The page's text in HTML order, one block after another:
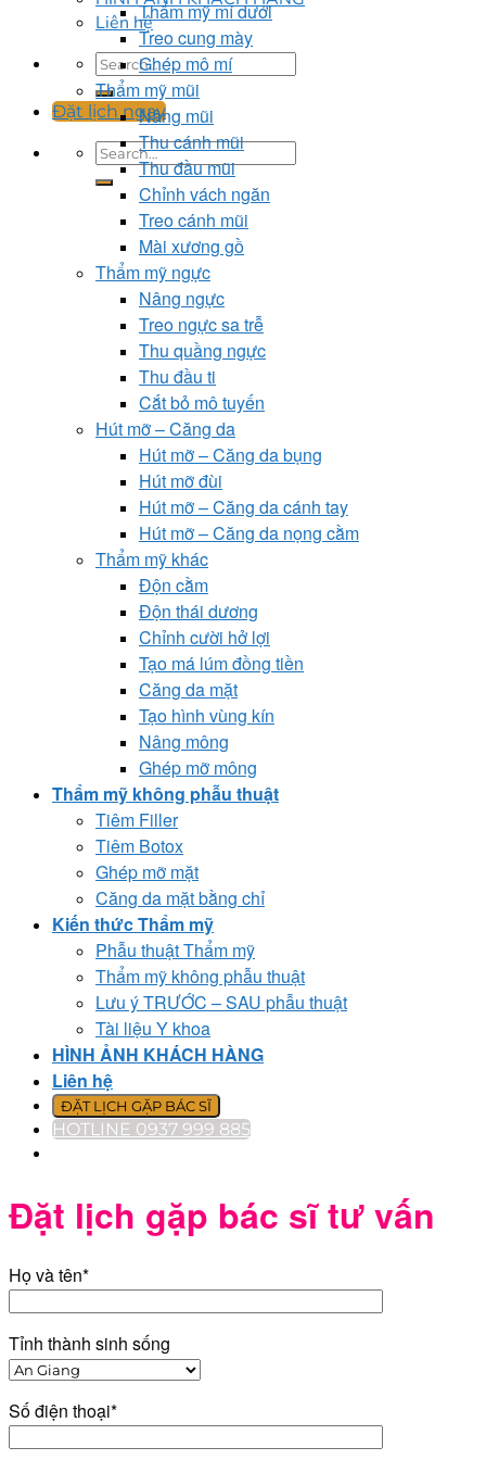
Liên hệ
Đặt lịch ngay
Thẩm mỹ mí dưới
Treo cung mày
Ghép mô mí
Thẩm mỹ mũi
Nâng mũi
Thu cánh mũi
Thu đầu mũi
Chỉnh vách ngăn
Treo cánh mũi
Mài xương gồ
Thẩm mỹ ngực
Nâng ngực
Treo ngực sa trễ
Thu quầng ngực
Thu đầu ti
Cắt bỏ mô tuyến
Hút mỡ – Căng da
Hút mỡ – Căng da bụng
Hút mỡ đùi
Hút mỡ – Căng da cánh tay
Hút mỡ – Căng da nọng cằm
Thẩm mỹ khác
Độn cằm
Độn thái dương
Chỉnh cười hở lợi
Tạo má lúm đồng tiền
Căng da mặt
Tạo hình vùng kín
Nâng mông
Ghép mỡ mông
Thẩm mỹ không phẫu thuật
Tiêm Filler
Tiêm Botox
Ghép mỡ mặt
Căng da mặt bằng chỉ
Kiến thức Thẩm mỹ
Phẫu thuật Thẩm mỹ
Thẩm mỹ không phẫu thuật
Lưu ý TRƯỚC – SAU phẫu thuật
Tài liệu Y khoa
HÌNH ẢNH KHÁCH HÀNG
Liên hệ
ĐẶT LỊCH GẶP BÁC SĨ
HOTLINE 0937 999 885
Đặt lịch gặp bác sĩ tư vấn
Họ và tên*
Tỉnh thành sinh sống
Số điện thoại*